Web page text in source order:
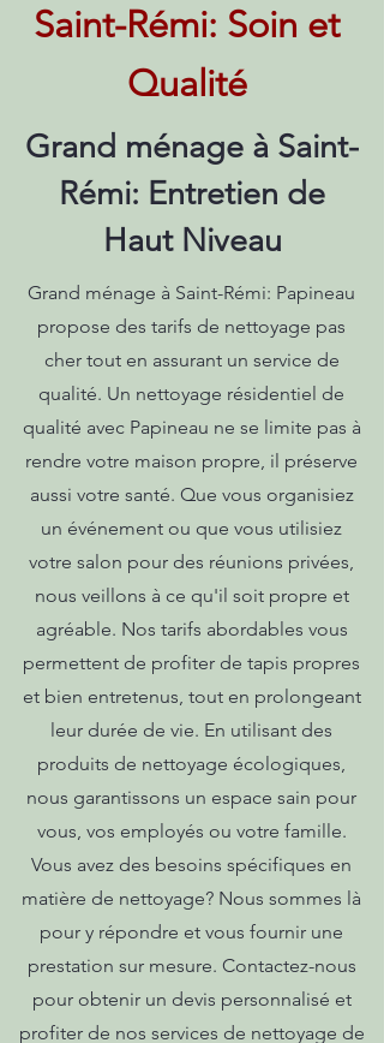
Saint-Rémi: Soin et
Qualité
Grand ménage à Saint-
Rémi: Entretien de
Haut Niveau
Grand ménage à Saint-Rémi: Papineau
propose des tarifs de nettoyage pas
cher tout en assurant un service de
qualité. Un nettoyage résidentiel de
qualité avec Papineau ne se limite pas à
rendre votre maison propre, il préserve
aussi votre santé. Que vous organisiez
un événement ou que vous utilisiez
votre salon pour des réunions privées,
nous veillons à ce qu'il soit propre et
agréable. Nos tarifs abordables vous
permettent de profiter de tapis propres
et bien entretenus, tout en prolongeant
leur durée de vie. En utilisant des
produits de nettoyage écologiques,
nous garantissons un espace sain pour
vous, vos employés ou votre famille.
Vous avez des besoins spécifiques en
matière de nettoyage? Nous sommes là
pour y répondre et vous fournir une
prestation sur mesure. Contactez-nous
pour obtenir un devis personnalisé et
profiter de nos services de nettoyage de